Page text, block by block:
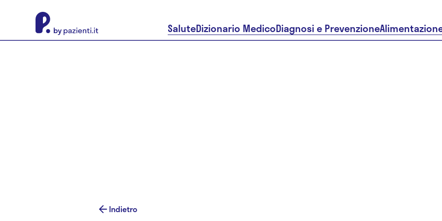
SaluteDizionario MedicoDiagnosi e Prevenzione
Indietro